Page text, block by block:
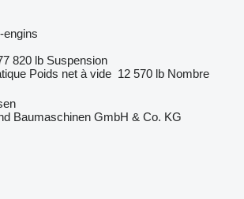
engins
820 lb Suspension
Poids net à vide 12 570 lb Nombre
Baumaschinen GmbH & Co. KG